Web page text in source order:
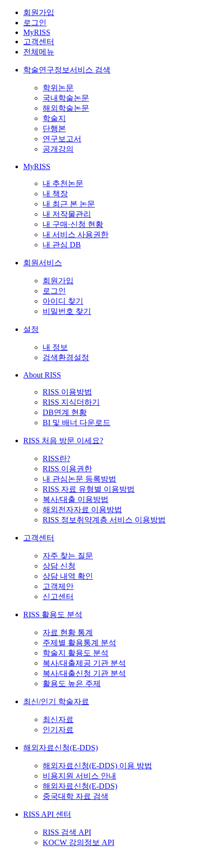
회원가입
로그인
MyRISS
고객센터
전체메뉴
학술연구정보서비스 검색
학위논문
국내학술논문
해외학술논문
학술지
단행본
연구보고서
공개강의
MyRISS
내 추천논문
내 책장
내 최근 본 논문
내 저작물관리
내 구매·신청 현황
내 서비스 사용권한
내 관심 DB
회원서비스
회원가입
로그인
아이디 찾기
비밀번호 찾기
설정
내 정보
검색환경설정
About RISS
RISS 이용방법
RISS 지식더하기
DB연계 현황
BI 및 배너 다운로드
RISS 처음 방문 이세요?
RISS란?
RISS 이용권한
내 관심논문 등록방법
RISS 자료 유형별 이용방법
복사/대출 이용방법
해외전자자료 이용방법
RISS 정보취약계층 서비스 이용방법
고객센터
자주 찾는 질문
상담 신청
상담 내역 확인
고객제안
신고센터
RISS 활용도 분석
자료 현황 통계
주제별 활용통계 분석
학술지 활용도 분석
복사/대출제공 기관 분석
복사/대출신청 기관 분석
활용도 높은 주제
최신/인기 학술자료
최신자료
인기자료
해외자료신청(E-DDS)
해외자료신청(E-DDS) 이용 방법
비용지원 서비스 안내
해외자료신청(E-DDS)
중국대학 자료 검색
RISS API 센터
RISS 검색 API
KOCW 강의정보 API